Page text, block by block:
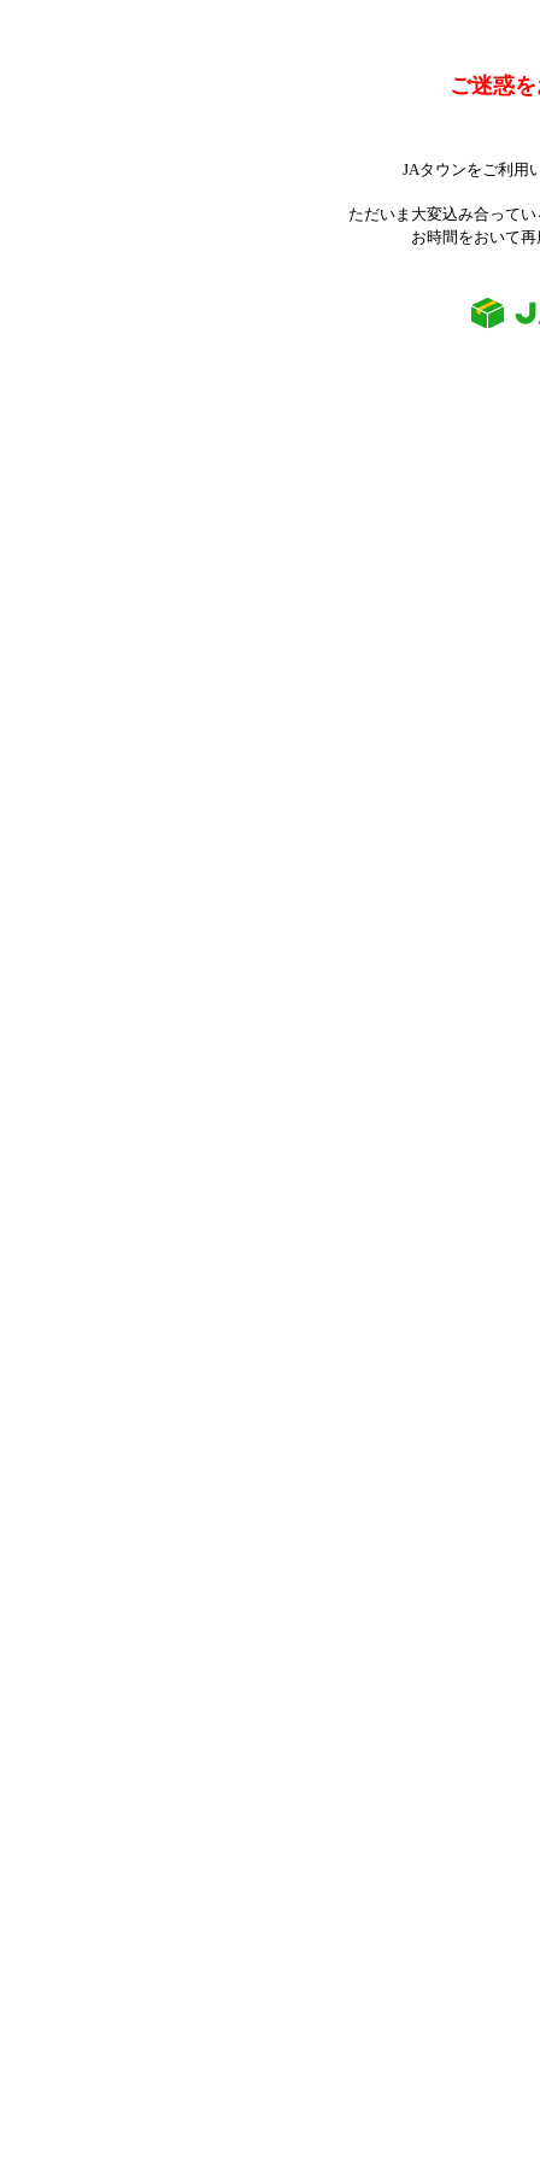
ご迷惑
JAタウンをご利用
ただいま大変込み合って
お時間をおいて